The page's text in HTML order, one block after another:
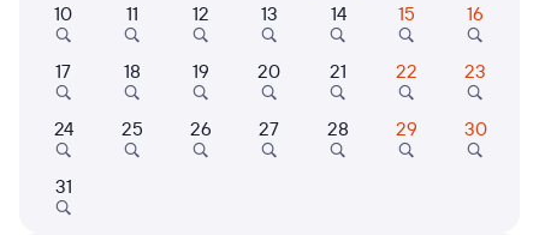
Когда
Кто едет
10 11 12 13 14 15 16
17 18 19 20 21 22 23
24 25 26 27 28 29 30
31